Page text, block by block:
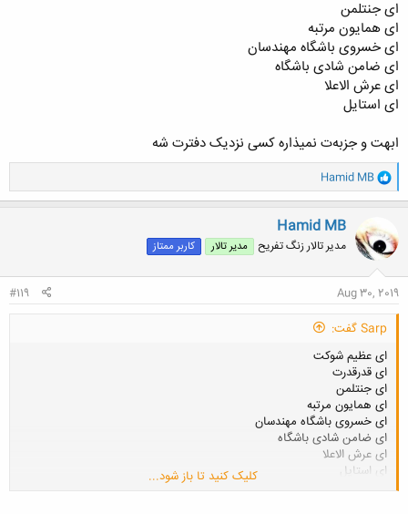
ای جنتلمن
ای همایون مرتبه
ای خسروی باشگاه مهندسان
ای ضامن شادی باشگاه
ای عرش الاعلا
ای استایل
ابهت و جزبه‌ت نمیذاره کسی نزدیک دفترت شه
و
ا
ک
ش
ه
ا
Hamid MB
Hamid MB
مدیر تالار زنگ تفریح مدیر تالار کاربر ممتاز
Aug 30, 2019
#119
Sarp گفت:
ای عظیم شوکت
ای قدرقدرت
ای جنتلمن
ای همایون مرتبه
ای خسروی باشگاه مهندسان
ای ضامن شادی باشگاه
ای عرش الاعلا
ای استایل
کلیک کنید تا باز شود...